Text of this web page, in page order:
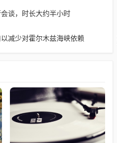
谈，时长大约半小时
减少对霍尔木兹海峡依赖